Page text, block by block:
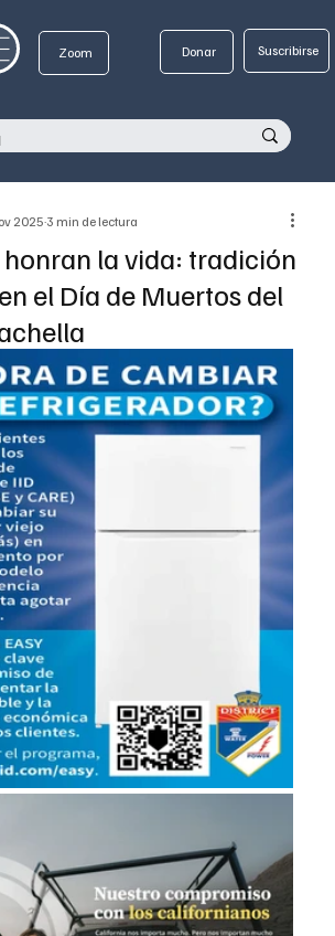
Zoom Donar Suscribirse
la vida: tradición
el Día de Muertos del
2025 3 min de lectura